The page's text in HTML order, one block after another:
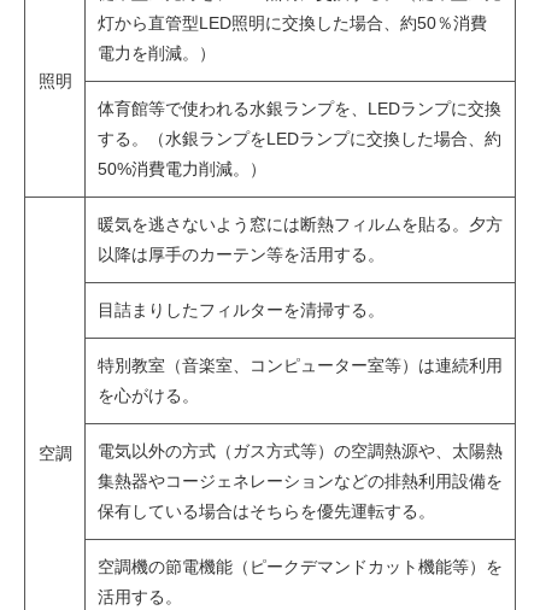
照明
灯から直管型LED照明に交換した場合、約50％消費
電力を削減。）
体育館等で使われる水銀ランプを、LEDランプに交換
する。（水銀ランプをLEDランプに交換した場合、約
50%消費電力削減。）
空調
暖気を逃さないよう窓には断熱フィルムを貼る。夕方
以降は厚手のカーテン等を活用する。
目詰まりしたフィルターを清掃する。
特別教室（音楽室、コンピューター室等）は連続利用
を心がける。
電気以外の方式（ガス方式等）の空調熱源や、太陽熱
集熱器やコージェネレーションなどの排熱利用設備を
保有している場合はそちらを優先運転する。
空調機の節電機能（ピークデマンドカット機能等）を
活用する。